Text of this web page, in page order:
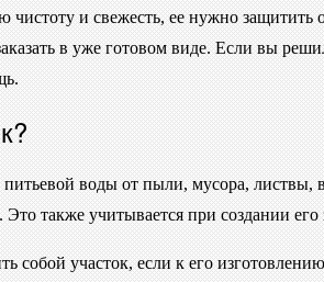
чистоту и свежесть, ее нужно
в уже готовом виде. Если вы
воды от пыли, мусора,
также учитывается при создании
собой участок, если к его